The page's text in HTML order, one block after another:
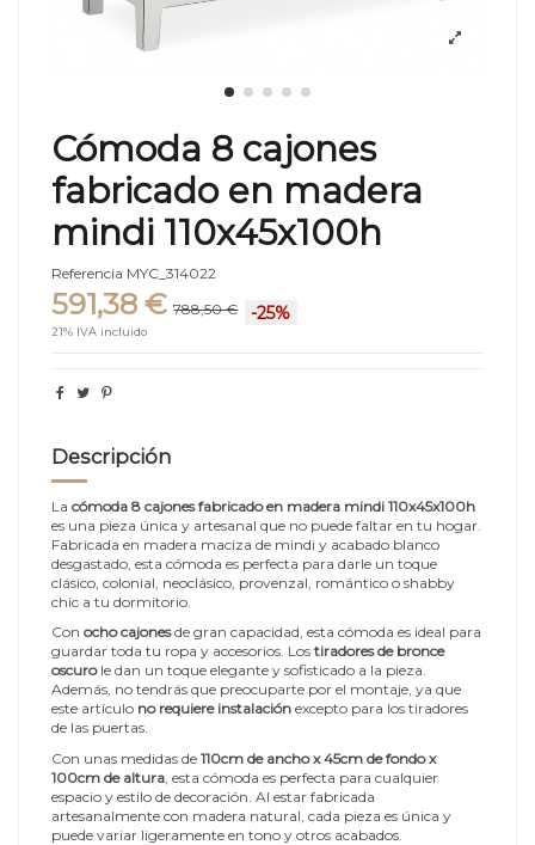
Cómoda 8 cajones
fabricado en madera
mindi 110x45x100h
Referencia MYC_314022
591,38 € 788,50 € -25%
21% IVA incluido
Descripción
La cómoda 8 cajones fabricado en madera mindi 110x45x100h
es una pieza única y artesanal que no puede faltar en tu hogar.
Fabricada en madera maciza de mindi y acabado blanco
desgastado, esta cómoda es perfecta para darle un toque
clásico, colonial, neoclásico, provenzal, romántico o shabby
chic a tu dormitorio.
Con ocho cajonesde gran capacidad, esta cómoda es ideal para
guardar toda tu ropa y accesorios. Los tiradores de bronce
oscurole dan un toque elegante y sofisticado a la pieza.
Además, no tendrás que preocuparte por el montaje, ya que
este artículo no requiere instalación excepto para los tiradores
de las puertas.
Con unas medidas de 110cm de ancho x 45cm de fondo x
100cm de altura , esta cómoda es perfecta para cualquier
espacio y estilo de decoración. Al estar fabricada
artesanalmente con madera natural, cada pieza es única y
puede variar ligeramente en tono y otros acabados.